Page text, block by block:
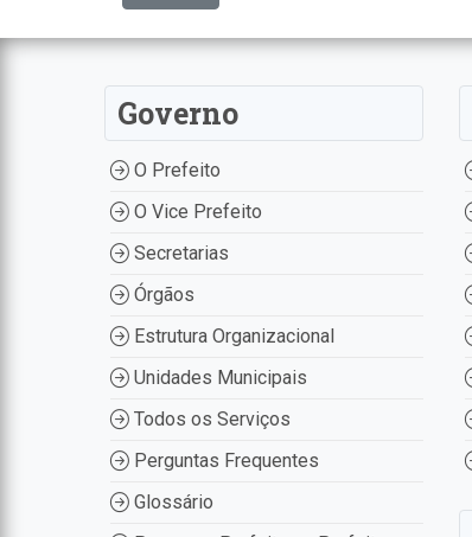
Governo
O Prefeito
O Vice Prefeito
Secretarias
Órgãos
Estrutura Organizacional
Unidades Municipais
Todos os Serviços
Perguntas Frequentes
Glossário